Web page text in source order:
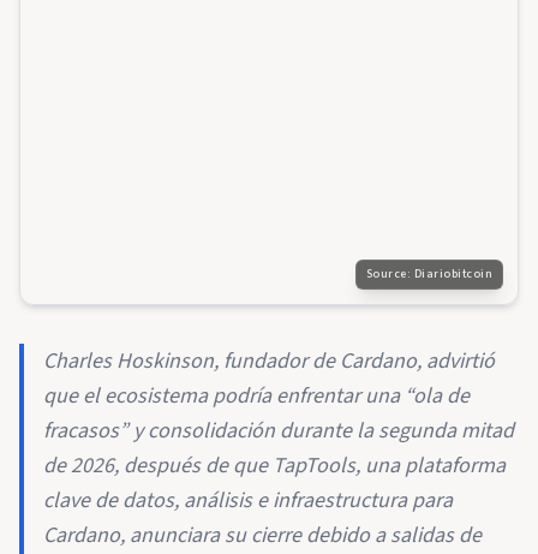
Source: Diariobitcoin
Charles Hoskinson, fundador de Cardano, advirtió
que el ecosistema podría enfrentar una “ola de
fracasos” y consolidación durante la segunda mitad
de 2026, después de que TapTools, una plataforma
clave de datos, análisis e infraestructura para
Cardano, anunciara su cierre debido a salidas de